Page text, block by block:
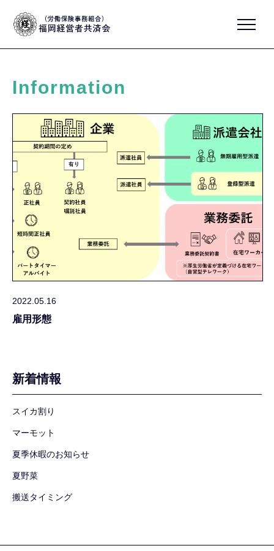
Information
2022.05.16
雇用形態
新着情報
スイカ割り
マーモット
夏季休暇のお知らせ
夏野菜
搬送タイミング